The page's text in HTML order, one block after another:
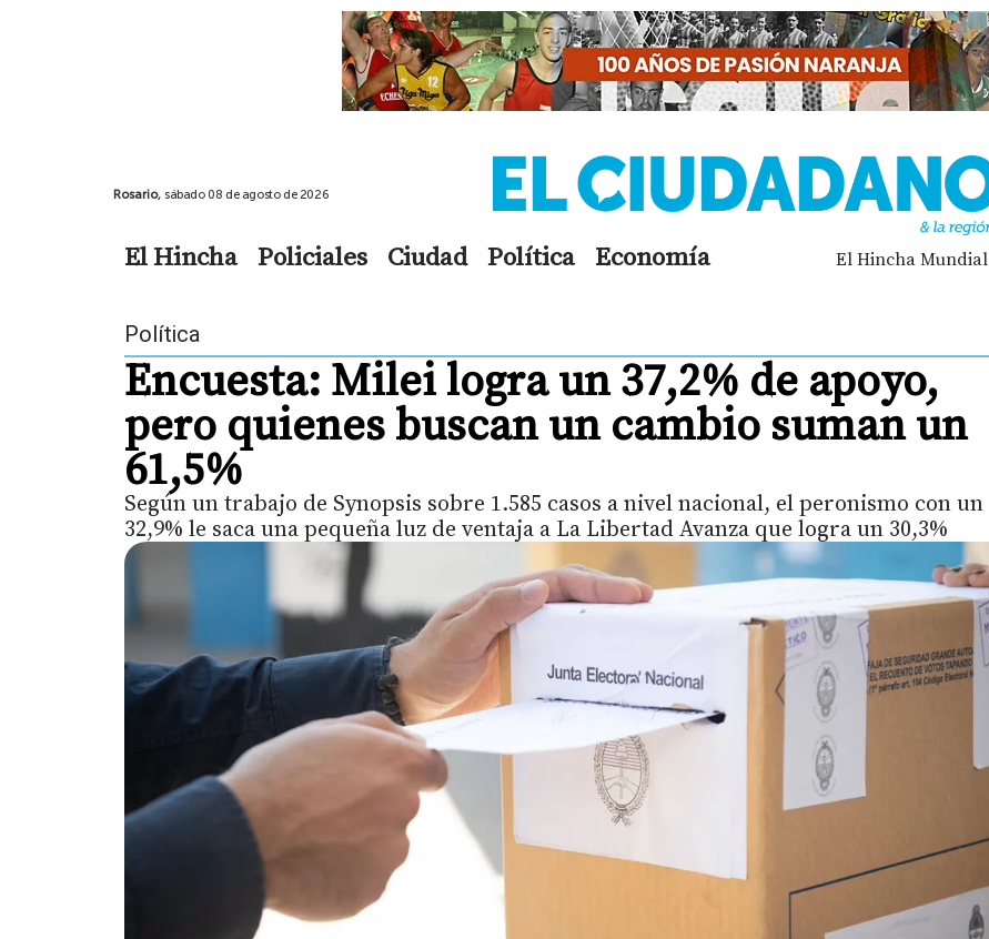
Rosario, sábado 08 de agosto de 2026
El Hincha Policiales Ciudad Política Economía El Hincha Mundial
Política
Encuesta: Milei logra un 37,2% de apoyo,
pero quienes buscan un cambio suman un
61,5%
Según un trabajo de Synopsis sobre 1.585 casos a nivel nacional, el peronismo con un
32,9% le saca una pequeña luz de ventaja a La Libertad Avanza que logra un 30,3%